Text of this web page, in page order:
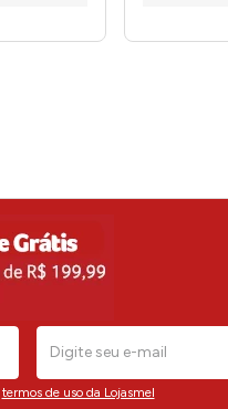
termos de uso da Lojasmel